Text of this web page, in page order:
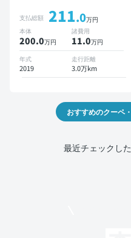
支払総額 211.0万円
本体
200.0万円
諸費用
11.0万円
年式
2019
走行距離
3.0万km
おすすめのクーペ
最近チェックし